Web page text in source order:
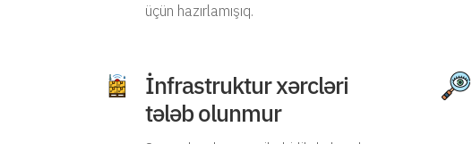
üçün hazırlamışıq.
İnfrastruktur xərcləri
tələb olunmur